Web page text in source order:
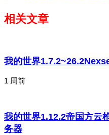
相关文章
我的世界
1 周前
我的世界1.12.2帝国方云
务器